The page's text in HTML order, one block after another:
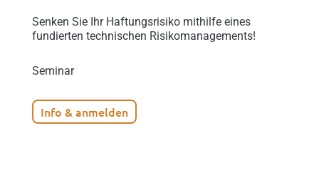
Senken Sie Ihr Haftungsrisiko mithilfe eines
fundierten technischen Risikomanagements!
Seminar
Info & anmelden